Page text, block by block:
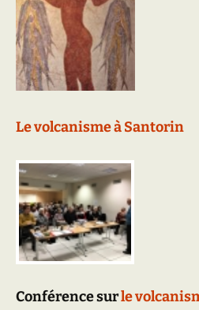
Le volcanisme à Santorin
Conférence surle